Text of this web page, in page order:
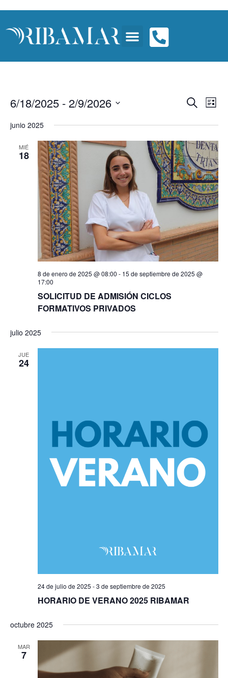
de
y
de
BUSCAR
de
de
LISTA
6/18/2025 - 2/9/2026
fecha.
junio 2025
MIÉ
18
8 de enero de 2025 @ 08:00 - 15 de septiembre de 2025 @
17:00
SOLICITUD DE ADMISIÓN CICLOS
FORMATIVOS PRIVADOS
julio 2025
JUE
24
24 de julio de 2025 -3 de septiembre de 2025
HORARIO DE VERANO 2025 RIBAMAR
octubre 2025
MAR
7